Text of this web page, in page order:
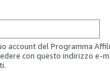
account del Programma
con questo indirizzo e-